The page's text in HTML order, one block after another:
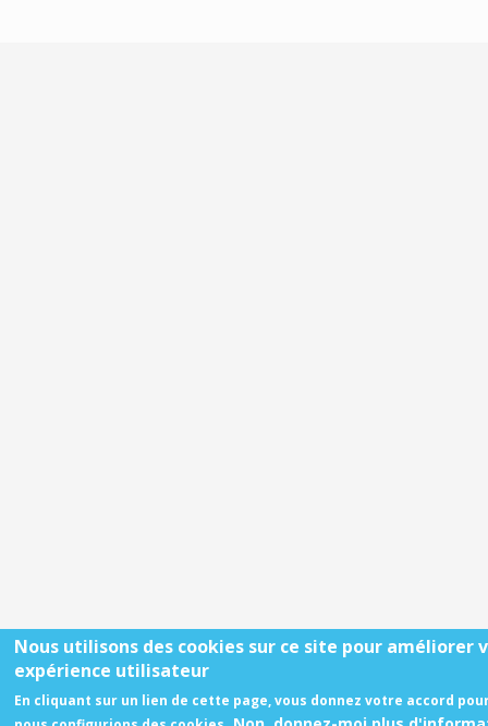
Nous utilisons des cookies sur ce site pour améliorer
expérience utilisateur
En cliquant sur un lien de cette page, vous donnez votre accord